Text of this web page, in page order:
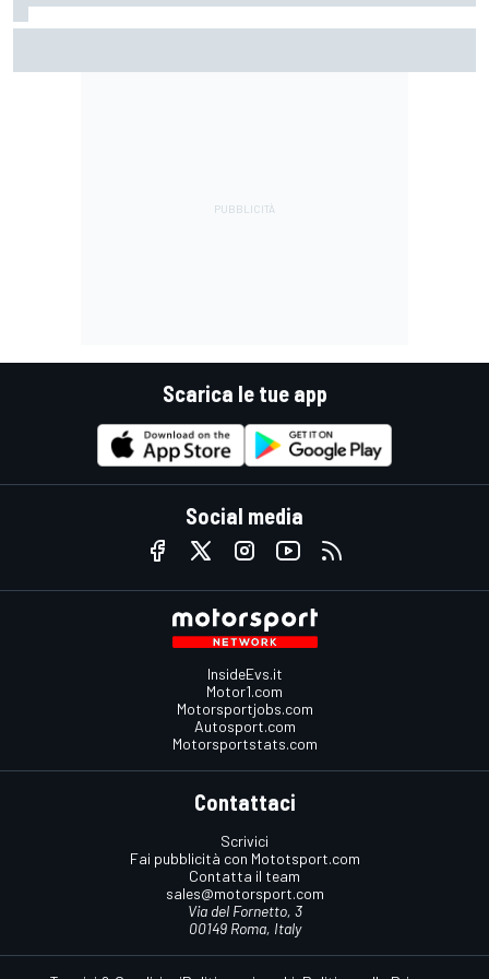
Scarica le tue app
Social media
InsideEvs.it
Motor1.com
Motorsportjobs.com
Autosport.com
Motorsportstats.com
Contattaci
Scrivici
Fai pubblicità con Mototsport.com
Contatta il team
sales@motorsport.com
Via del Fornetto, 3
00149 Roma, Italy